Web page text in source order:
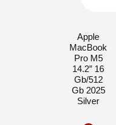
Apple
MacBook
Pro M5
14.2″ 16
Gb/512
Gb 2025
Silver